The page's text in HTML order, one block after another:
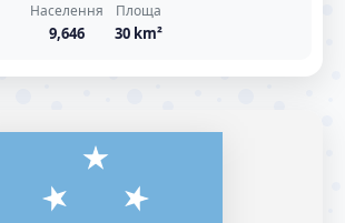
Населення
9,646
Площа
30 km²